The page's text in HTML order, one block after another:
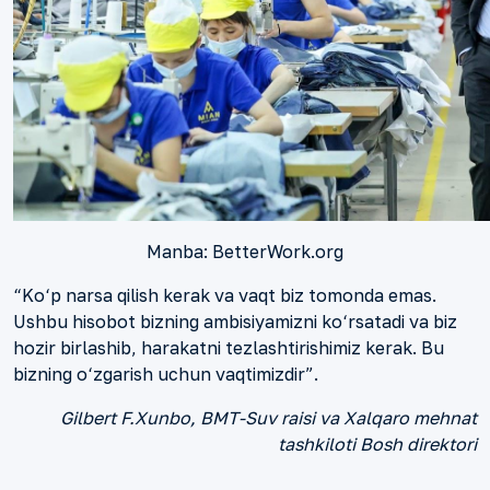
Manba: BetterWork.org
“Ko‘p narsa qilish kerak va vaqt biz tomonda emas.
Ushbu hisobot bizning ambisiyamizni ko‘rsatadi va biz
hozir birlashib, harakatni tezlashtirishimiz kerak. Bu
bizning o‘zgarish uchun vaqtimizdir”.
Gilbert F.Xunbo, BMT-Suv raisi va Xalqaro mehnat
tashkiloti Bosh direktori